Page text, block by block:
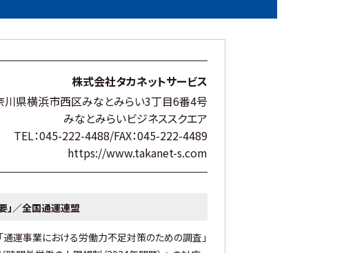
株式会社タカネットサービス
川県横浜市西区みなとみらい3丁目6番4号
みなとみらいビジネススクエア
TEL：045-222-4488/FAX：045-222-4489
https://www.takanet-s.com
」／全国通運連盟
運事業における労働力不足対策のための調査」